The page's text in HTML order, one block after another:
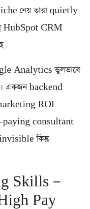
নেয় তারা quietly
HubSpot CRM
Analytics ভুলভাবে
একজন backend
ROI
paying consultant
কিন্তু
Skills —
Pay